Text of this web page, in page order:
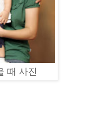
때 사진